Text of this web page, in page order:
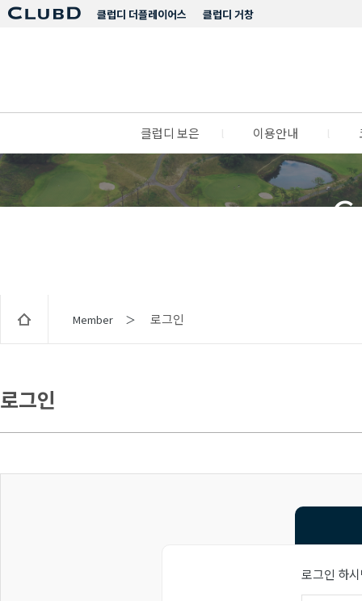
클럽디 거창
클럽디 더플레이어스
클럽디 보은 이용안내
Member ＞ 로그인
로그인
로그인 하